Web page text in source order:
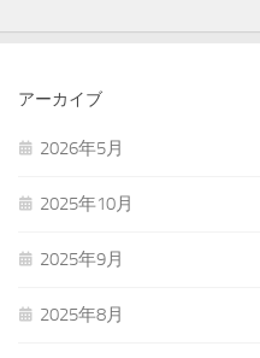
アーカイブ
2026年5月
2025年10月
2025年9月
2025年8月